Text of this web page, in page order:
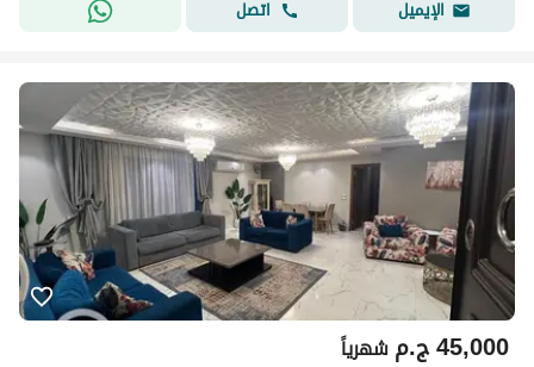
الإيميل
اتصل
ج.م45,000 شهرياً